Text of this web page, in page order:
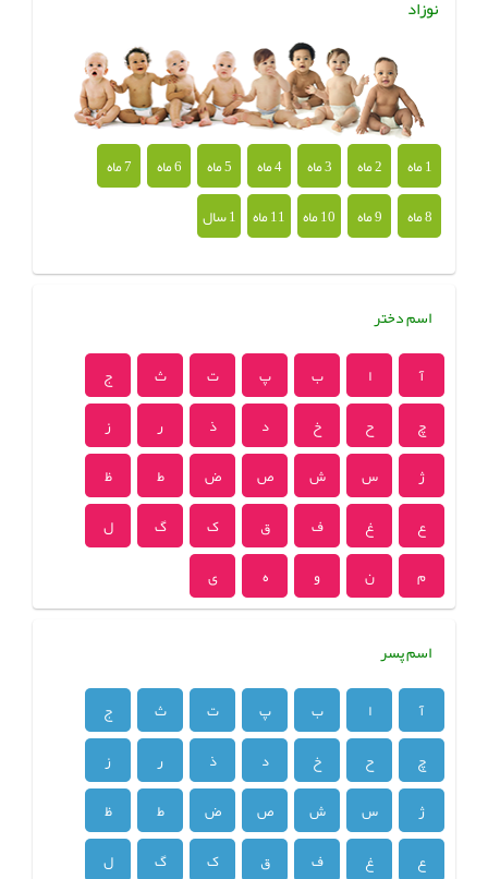
نوزاد
1 ماه 2 ماه 3 ماه 4 ماه 5 ماه 6 ماه
7 ماه
8 ماه
9 ماه 10 ماه 11 ماه 1 سال
اسم دختر
آ ا ب پ ت ث
ج
چ
ح خ د ذ ر
ز
ژ
س ش ص ض ط
ظ
ع
غ ف ق ک گ
ل
م
ن و ه ی
اسم پسر
آ ا ب پ ت ث
ج
چ
ح خ د ذ ر
ز
ژ
س ش ص ض ط
ظ
ع
غ ف ق ک گ
ل